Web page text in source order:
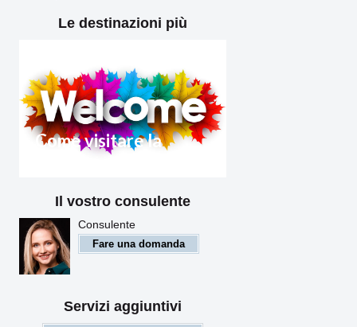
Le destinazioni più
Come visitare la
Bielorussia 2025
Regole di ingresso in
Bielorussia per i cittadini
stranieri
Il vostro consulente
Consulente
Fare una domanda
Servizi aggiuntivi